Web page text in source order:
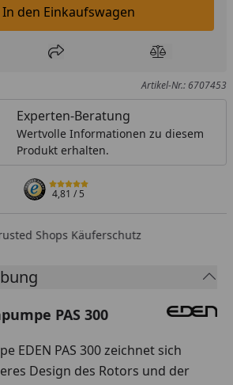
In den Einkaufswagen legen
In den Einkaufswagen
Wunschliste hinzufügen
Teilen Produkt
Artikel-Nr.: 6707453
Experten-Beratung
Wertvolle Informationen zu diesem
Produkt erhalten.
4,81/ 5
Shops Käuferschutz
PAS 300
EDEN PAS 300 zeichnet sich
Design des Rotors und der